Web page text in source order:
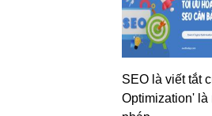
SEO là viết tắt
Optimization'